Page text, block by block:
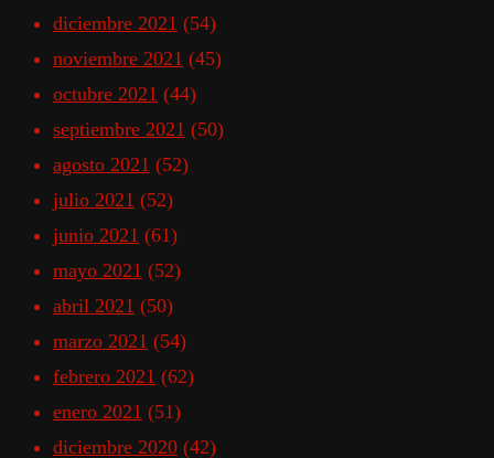
diciembre 2021 (54)
noviembre 2021 (45)
octubre 2021 (44)
septiembre 2021 (50)
agosto 2021 (52)
julio 2021 (52)
junio 2021 (61)
mayo 2021 (52)
abril 2021 (50)
marzo 2021 (54)
febrero 2021 (62)
enero 2021 (51)
diciembre 2020 (42)